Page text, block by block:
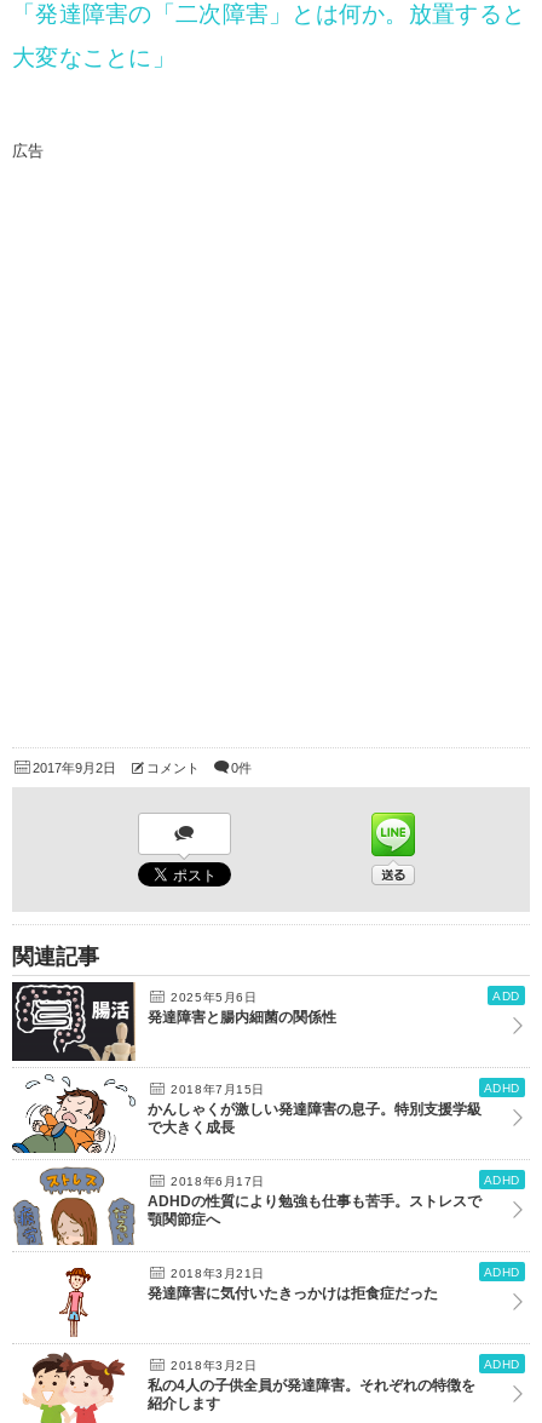
「発達障害の「二次障害」とは何か。放置すると
大変なことに」
広告
2017年9月2日 コメント 0件
関連記事
2025年5月6日 ADD
発達障害と腸内細菌の関係性
2018年7月15日 ADHD
かんしゃくが激しい発達障害の息子。特別支援学級
で大きく成長
2018年6月17日 ADHD
ADHDの性質により勉強も仕事も苦手。ストレスで
顎関節症へ
2018年3月21日 ADHD
発達障害に気付いたきっかけは拒食症だった
2018年3月2日 ADHD
私の4人の子供全員が発達障害。それぞれの特徴を
紹介します